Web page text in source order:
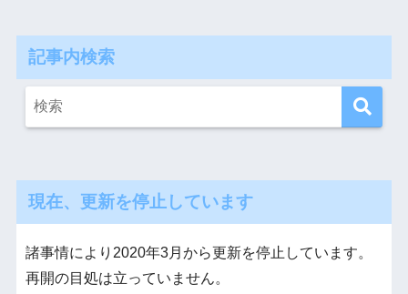
記事内検索
現在、更新を停止しています
諸事情により2020年3月から更新を停止しています。
再開の目処は立っていません。